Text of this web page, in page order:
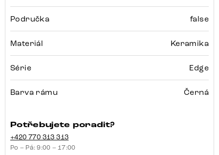
Područka false
Materiál Keramika
Série Edge
Barva rámu Černá
Potřebujete poradit?
+420 770 313 313
Po – Pá: 9:00 – 17:00